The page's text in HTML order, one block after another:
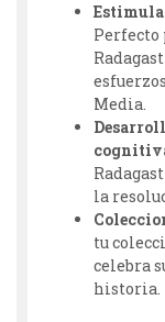
Perfecto
Media.
la
tu
celebra
historia.